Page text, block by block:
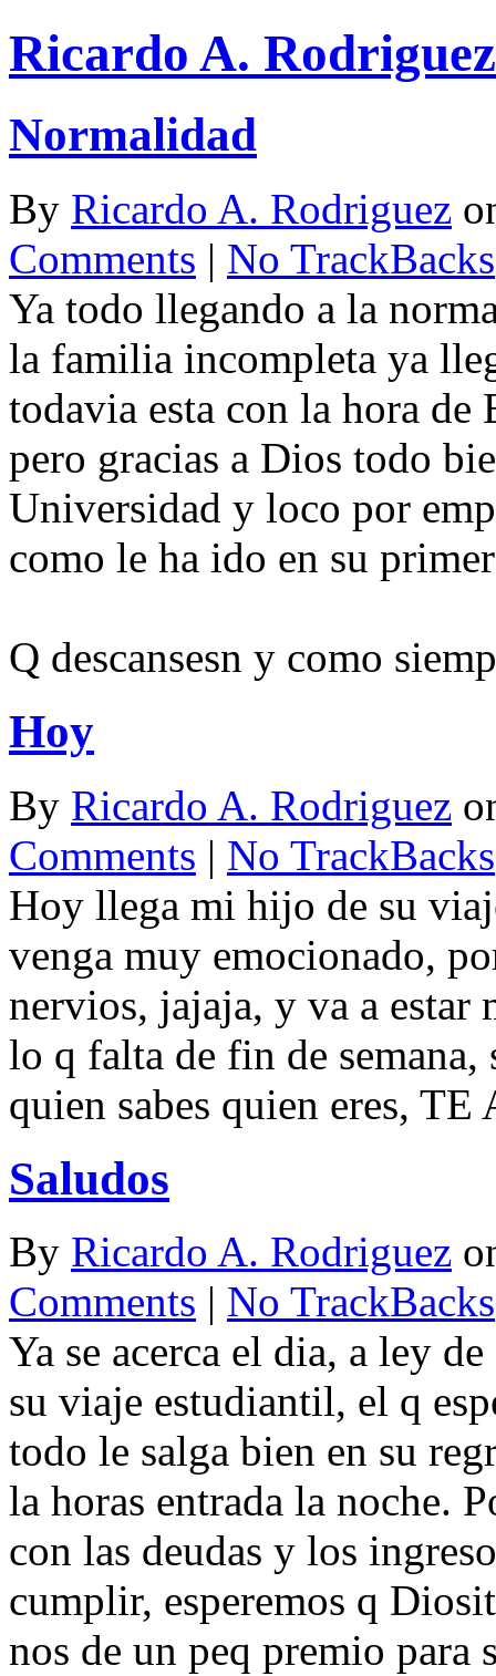
Ricardo A. Rodriguez
Normalidad
By Ricardo A. Rodriguez
Comments | No TrackBacks
Ya todo llegando a la
la familia incompleta ya
todavia esta con la hora de
pero gracias a Dios todo
Universidad y loco por
como le ha ido en su
Q descansesn y como
Hoy
By Ricardo A. Rodriguez
Comments | No TrackBacks
Hoy llega mi hijo de su
venga muy emocionado,
nervios, jajaja, y va a estar
lo q falta de fin de
quien sabes quien eres, TE
Saludos
By Ricardo A. Rodriguez
Comments | No TrackBacks
Ya se acerca el dia, a ley
su viaje estudiantil, el q
todo le salga bien en su
la horas entrada la noche.
con las deudas y los
cumplir, esperemos q
nos de un peq premio para